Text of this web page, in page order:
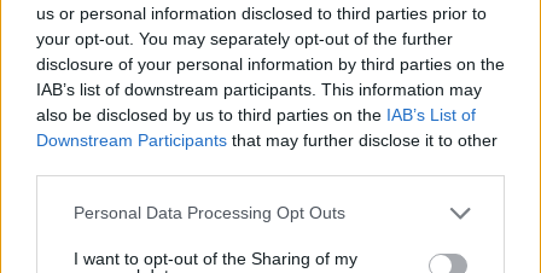
us or personal information disclosed to third parties prior to
your opt-out. You may separately opt-out of the further
disclosure of your personal information by third parties on the
IAB’s list of downstream participants. This information may
also be disclosed by us to third parties on the IAB’s List of
Downstream Participants that may further disclose it to other
Please note that this website/app uses one or more Google
not limited to your visit or usage behaviour. You may click to
Personal Data Processing Opt Outs
I want to opt-out of the Sharing of my